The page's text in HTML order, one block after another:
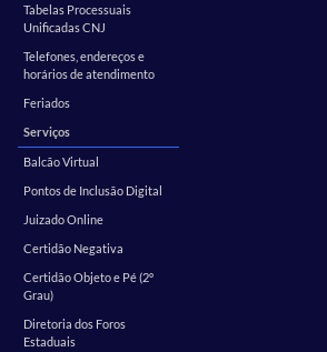
Tabelas Processuais
Unificadas CNJ
Telefones, endereços e
horários de atendimento
Feriados
Serviços
Balcão Virtual
Pontos de Inclusão Digital
Juizado Online
Certidão Negativa
Certidão Objeto e Pé (2º
Grau)
Diretoria dos Foros
Estaduais